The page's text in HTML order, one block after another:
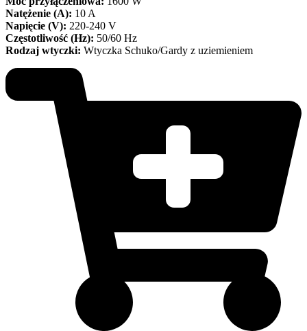
Natężenie (A): 10 A
Napięcie (V): 220-240 V
Częstotliwość (Hz): 50/60 Hz
Rodzaj wtyczki: Wtyczka Schuko/Gardy z uziemieniem